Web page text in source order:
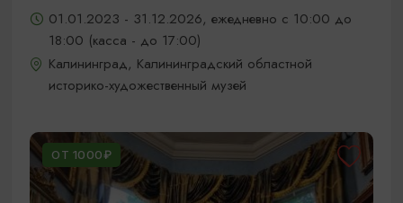
01.01.2023 - 31.12.2026, ежедневно с 10:00 до
18:00 (касса - до 17:00)
Калининград, Калининградский областной
историко-художественный музей
ОТ 1000₽